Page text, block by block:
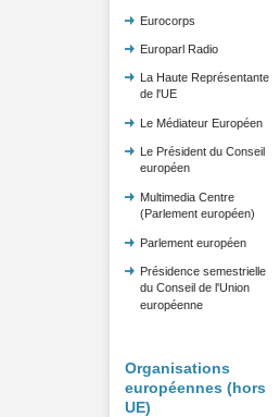
Eurocorps
Europarl Radio
La Haute Représentante
de l'UE
Le Médiateur Européen
Le Président du Conseil
européen
Multimedia Centre
(Parlement européen)
Parlement européen
Présidence semestrielle
du Conseil de l'Union
européenne
Organisations
européennes (hors
UE)